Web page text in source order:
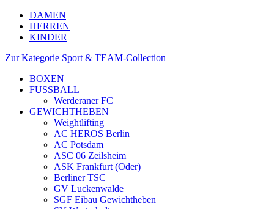
DAMEN
HERREN
KINDER
Zur Kategorie Sport & TEAM-Collection
BOXEN
FUSSBALL
Werderaner FC
GEWICHTHEBEN
Weightlifting
AC HEROS Berlin
AC Potsdam
ASC 06 Zeilsheim
ASK Frankfurt (Oder)
Berliner TSC
GV Luckenwalde
SGF Eibau Gewichtheben